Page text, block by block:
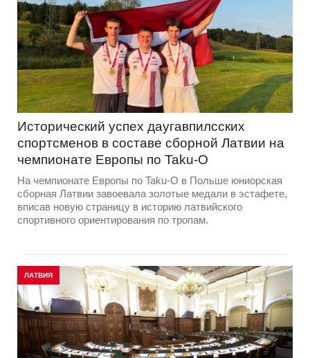
Исторический успех даугавпилсских
спортсменов в составе сборной Латвии на
чемпионате Европы по Taku-O
На чемпионате Европы по Taku-O в Польше юниорская
сборная Латвии завоевала золотые медали в эстафете,
вписав новую страницу в историю латвийского
спортивного ориентирования по тропам.
ЛАТВИЯ